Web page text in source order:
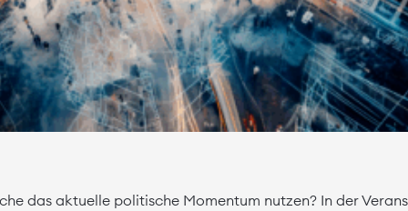
das aktuelle politische Momentum nutzen? In der